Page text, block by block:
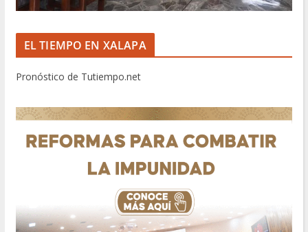
EL TIEMPO EN XALAPA
Pronóstico de Tutiempo.net